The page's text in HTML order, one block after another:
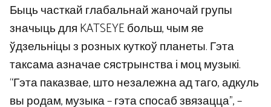
Быць часткай глабальнай жаночай групы
значыць для KATSEYE больш, чым яе
ўдзельніцы з розных куткоў планеты. Гэта
таксама азначае сястрынства і моц музыкі.
“Гэта паказвае, што незалежна ад таго, адкуль
вы родам, музыка – гэта спосаб звязацца”, –